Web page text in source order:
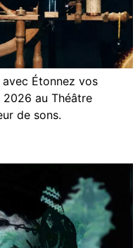
Étonnez vos
au Théâtre
de sons.